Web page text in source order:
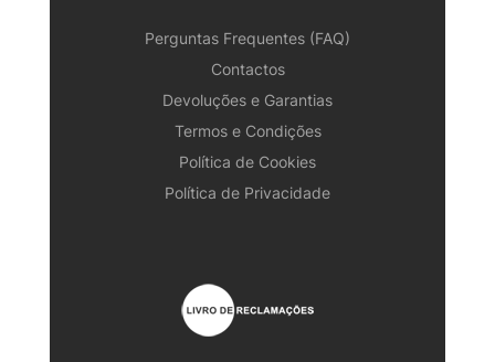
Perguntas Frequentes (FAQ)
Contactos
Devoluções e Garantias
Termos e Condições
Política de Cookies
Política de Privacidade